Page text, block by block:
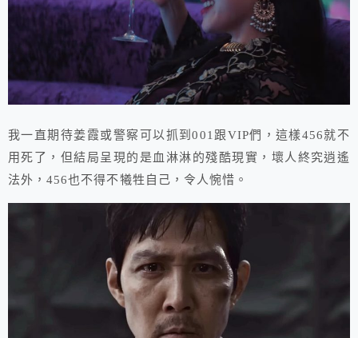
我一直期待姜霞或警察可以抓到001跟VIP們，這樣456就不
用死了，但結局呈現的是血淋淋的殘酷現實，壞人終究逍遙
法外，456也不得不犧牲自己，令人惋惜。